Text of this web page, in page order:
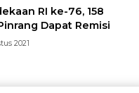
RI ke-76, 158
Dapat Remisi
2021